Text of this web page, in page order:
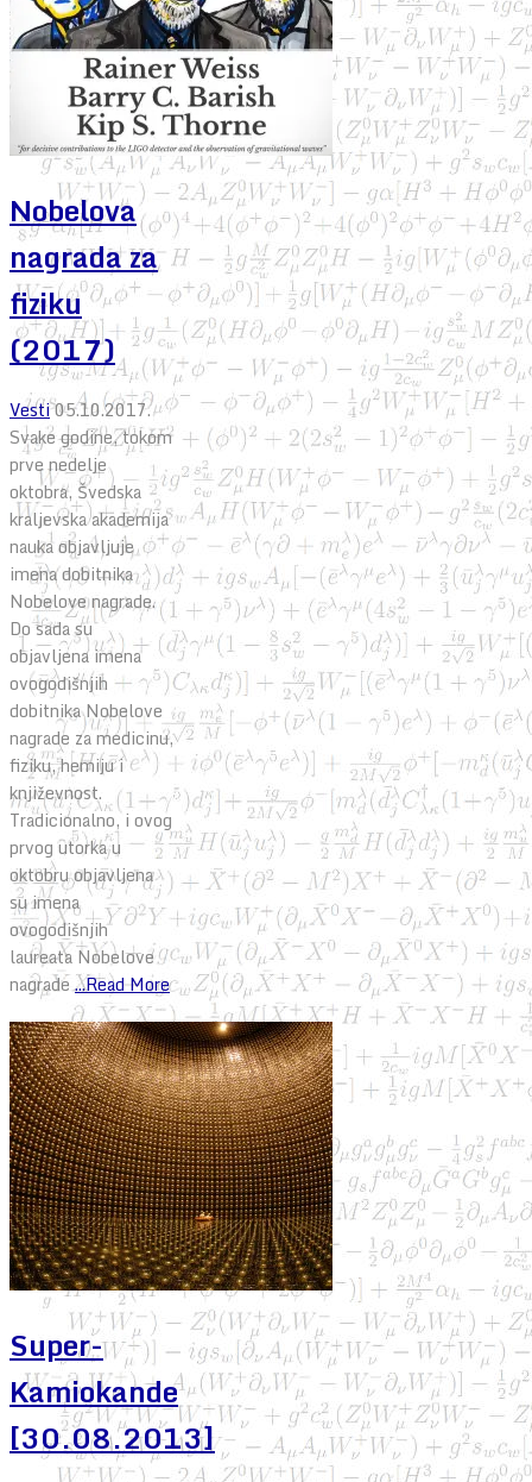
Nobelova
nagrada za
fiziku
(2017)
Vesti05.10.2017.
Svake godine, tokom
prve nedelje
oktobra, Švedska
kraljevska akademija
nauka objavljuje
imena dobitnika
Nobelove nagrade.
Do sada su
objavljena imena
ovogodišnjih
dobitnika Nobelove
nagrade za medicinu,
fiziku, hemiju i
književnost.
Tradicionalno, i ovog
prvog utorka u
oktobru objavljena
su imena
ovogodišnjih
laureata Nobelove
nagrade...Read More
Super-
Kamiokande
[30.08.2013]